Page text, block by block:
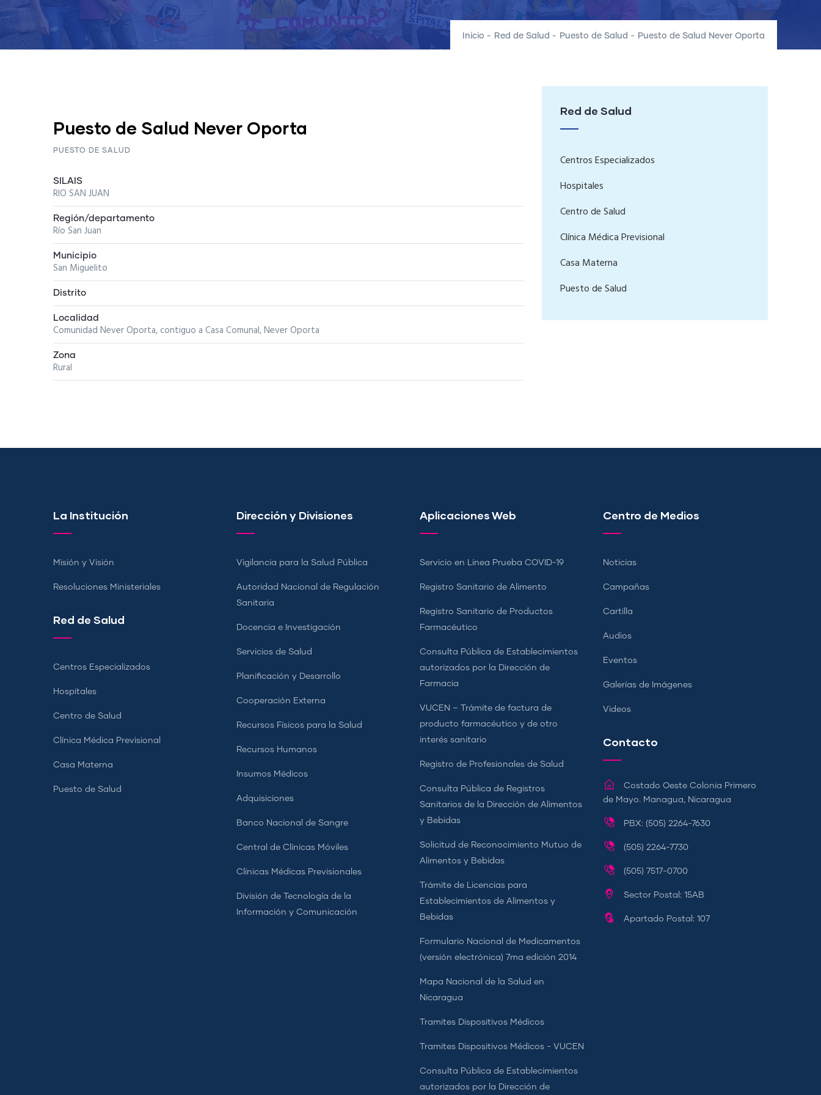
Inicio - Red de Salud - Puesto de Salud - Puesto de Salud Never Oporta
Puesto de Salud Never Oporta
PUESTO DE SALUD
SILAIS
RIO SAN JUAN
Región/departamento
Río San Juan
Municipio
San Miguelito
Distrito
Localidad
Comunidad Never Oporta, contiguo a Casa Comunal, Never Oporta
Zona
Rural
Red de Salud
Centros Especializados
Hospitales
Centro de Salud
Clínica Médica Previsional
Casa Materna
Puesto de Salud
La Institución
Misión y Visión
Resoluciones Ministeriales
Red de Salud
Centros Especializados
Hospitales
Centro de Salud
Clínica Médica Previsional
Casa Materna
Puesto de Salud
Dirección y Divisiones
Vigilancia para la Salud Pública
Autoridad Nacional de Regulación
Sanitaria
Docencia e Investigación
Servicios de Salud
Planificación y Desarrollo
Cooperación Externa
Recursos Físicos para la Salud
Recursos Humanos
Insumos Médicos
Adquisiciones
Banco Nacional de Sangre
Central de Clínicas Móviles
Clínicas Médicas Previsionales
División de Tecnología de la
Información y Comunicación
Aplicaciones Web
Servicio en Línea Prueba COVID-19
Registro Sanitario de Alimento
Registro Sanitario de Productos
Farmacéutico
Consulta Pública de Establecimientos
autorizados por la Dirección de
Farmacia
VUCEN – Trámite de factura de
producto farmacéutico y de otro
interés sanitario
Registro de Profesionales de Salud
Consulta Pública de Registros
Sanitarios de la Dirección de Alimentos
y Bebidas
Solicitud de Reconocimiento Mutuo de
Alimentos y Bebidas
Trámite de Licencias para
Establecimientos de Alimentos y
Bebidas
Formulario Nacional de Medicamentos
(versión electrónica) 7ma edición 2014
Mapa Nacional de la Salud en
Nicaragua
Tramites Dispositivos Médicos
Tramites Dispositivos Médicos - VUCEN
Consulta Pública de Establecimientos
autorizados por la Dirección de
Centro de Medios
Noticias
Campañas
Cartilla
Audios
Eventos
Galerías de Imágenes
Videos
Contacto
Costado Oeste Colonia Primero
de Mayo. Managua, Nicaragua
PBX: (505) 2264-7630
(505) 2264-7730
(505) 7517-0700
Sector Postal: 15AB
Apartado Postal: 107